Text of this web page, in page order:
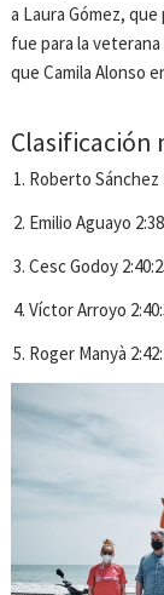
a Laura Gómez,
fue para la
que Camila Alonso
Clasificación
Roberto Sánchez
Emilio Aguayo
Cesc Godoy
Víctor Arroyo
Roger Manyà